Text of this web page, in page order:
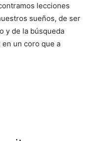
lecciones
sueños, de ser
y de la búsqueda
un coro que a